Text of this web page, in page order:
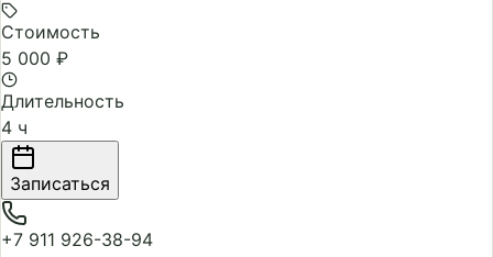
Стоимость
5 000 ₽
Длительность
4 ч
Записаться
+7 911 926-38-94